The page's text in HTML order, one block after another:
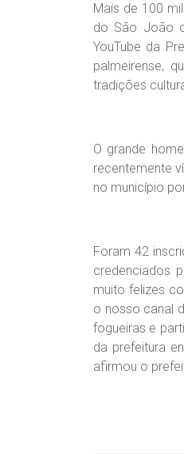
Mais de 100
do São João
YouTube da
palmeirense,
tradições
O grande
recentemente
no município
Foram 42
credenciados
muito felizes
o nosso canal
fogueiras e
da prefeitura
afirmou o